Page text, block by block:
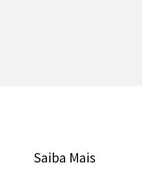
Saiba Mais